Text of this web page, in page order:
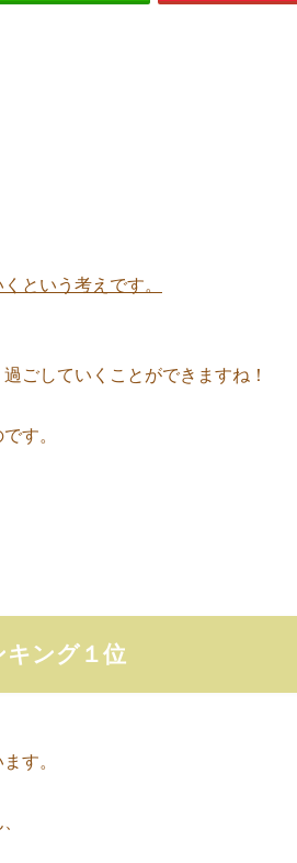
という考えです。
ごしていくことができますね！
す。
キング１位
す。